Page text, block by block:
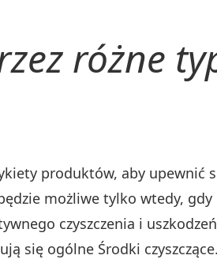
różne
produktów, aby upewnić
możliwe tylko wtedy, gdy
czyszczenia i uszkodzeń
się ogólne Środki czyszczące.